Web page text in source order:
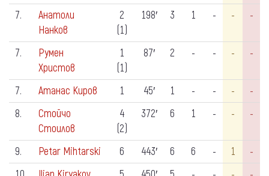
7.
Анатоли
Нанков
2
(1)
198′ 3 1 - - -
7.
Румен
Христов
1
(1)
87′ 2 - - - -
7. Атанас Киров 1 45′ 1 - - -
-
8.
Стойчо
Стоилов
4
(2)
372′ 6 1 - - -
9. Petar Mihtarski 6 443′ 6 6 - 1
-